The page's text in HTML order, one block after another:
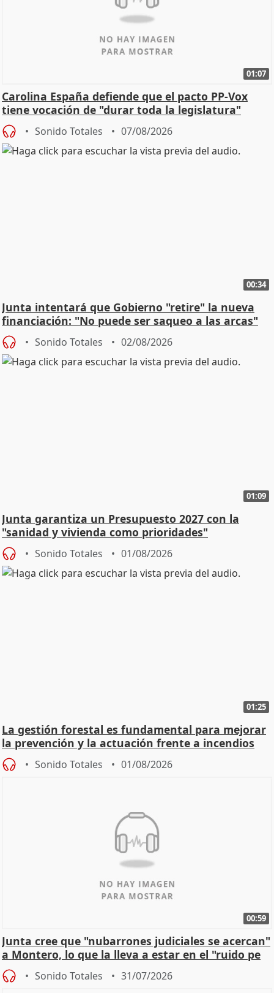
01:07
Carolina España defiende que el pacto PP-Vox
tiene vocación de "durar toda la legislatura"
Sonido Totales 07/08/2026
00:34
Junta intentará que Gobierno "retire" la nueva
financiación: "No puede ser saqueo a las arcas"
Sonido Totales 02/08/2026
01:09
Junta garantiza un Presupuesto 2027 con la
"sanidad y vivienda como prioridades"
Sonido Totales 01/08/2026
01:25
La gestión forestal es fundamental para mejorar
la prevención y la actuación frente a incendios
Sonido Totales 01/08/2026
00:59
Junta cree que "nubarrones judiciales se acercan"
a Montero, lo que la lleva a estar en el "ruido pe
Sonido Totales 31/07/2026